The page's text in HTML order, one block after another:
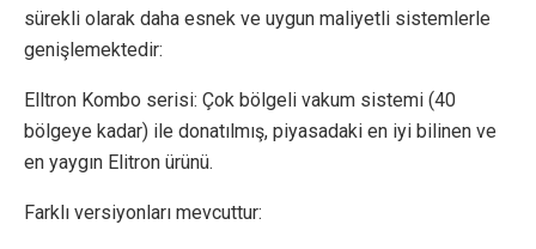
sürekli olarak daha esnek ve uygun maliyetli sistemlerle
genişlemektedir:
Elltron Kombo serisi: Çok bölgeli vakum sistemi (40
bölgeye kadar) ile donatılmış, piyasadaki en iyi bilinen ve
en yaygın Elitron ürünü.
Farklı versiyonları mevcuttur: